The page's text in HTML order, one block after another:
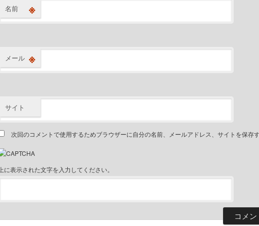
名前 ※
メール ※
サイト
次回のコメントで使用するためブラウザーに自分の名前、メールアドレス、サイトを保存
上に表示された文字を入力してください。